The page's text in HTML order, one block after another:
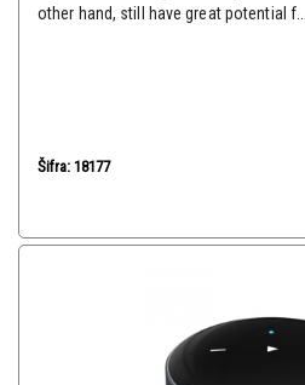
other hand, still have great potential f...
Šifra: 18177